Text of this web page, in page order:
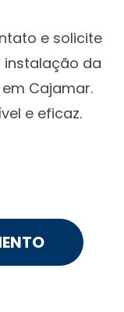
e solicite
da
Cajamar.
e eficaz.